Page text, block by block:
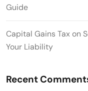
Guide
Capital Gains Tax on
Your Liability
Recent